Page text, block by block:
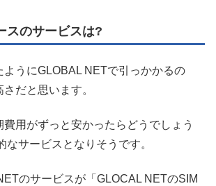
スのサービスは?
ようにGLOBAL NETで引っかかるの
だと思います。
費用がずっと安かったらどうでしょう
なサービスとなりそうです。
のサービスが「GLOCAL NETのSIM